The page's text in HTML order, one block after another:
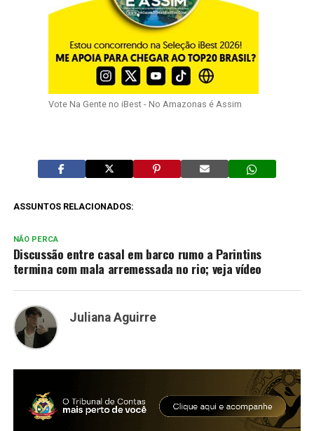
Vote Na Gente no iBest - No Amazonas é Assim
ASSUNTOS RELACIONADOS:
NÃO PERCA
Discussão entre casal em barco rumo a Parintins
termina com mala arremessada no rio; veja vídeo
Juliana Aguirre